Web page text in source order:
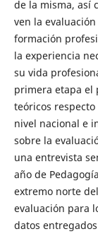
de la misma, así
ven la
formación
la experiencia
su vida
primera etapa el
teóricos
nivel nacional e
sobre la
una entrevista
año de
extremo norte
evaluación para
datos